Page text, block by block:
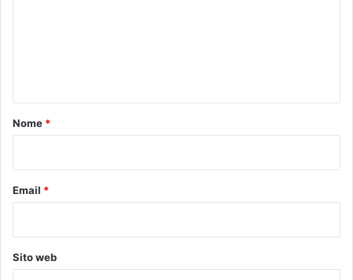
o
Nome *
Email *
Sito web